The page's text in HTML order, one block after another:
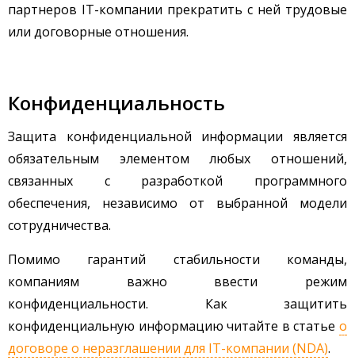
партнеров IT-компании прекратить с ней трудовые
или договорные отношения.
Конфиденциальность
Защита конфиденциальной информации является
обязательным элементом любых отношений,
связанных с разработкой программного
обеспечения, независимо от выбранной модели
сотрудничества.
Помимо гарантий стабильности команды,
компаниям важно ввести режим
конфиденциальности. Как защитить
конфиденциальную информацию читайте в статье о
договоре о неразглашении для IT-компании (NDA).